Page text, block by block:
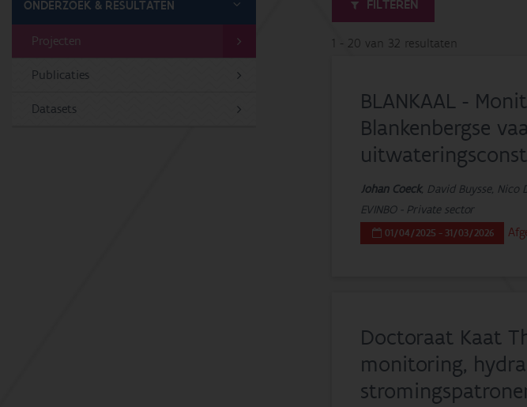
ONDERZOEK & RESULTATEN
Projecten
Publicaties
Datasets
FILTEREN
1 - 20 van 32 resultaten
BLANKAAL -
Blankenbergse
Johan Coeck, David Buysse, Nico
EVINBO - Private sector
01/04/2025 - 31/03/2026
Doctoraat Kaat
monitoring,